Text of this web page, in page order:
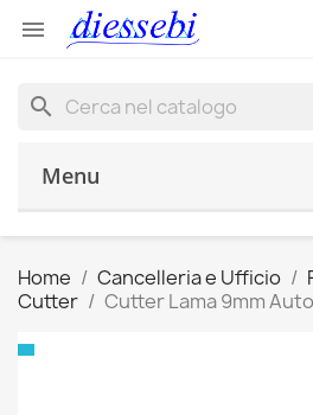

search
Menu
Home Cancelleria e Ufficio
Cutter
Cutter Lama 9mm